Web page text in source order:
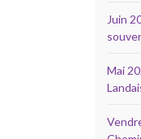
Juin
Mai